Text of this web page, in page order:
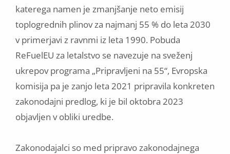
katerega namen je zmanjšanje neto emisij
toplogrednih plinov za najmanj 55 % do leta 2030
v primerjavi z ravnmi iz leta 1990. Pobuda
ReFuelEU za letalstvo se navezuje na sveženj
ukrepov programa „Pripravljeni na 55“, Evropska
komisija pa je zanjo leta 2021 pripravila konkreten
zakonodajni predlog, ki je bil oktobra 2023
objavljen v obliki uredbe.
Zakonodajalci so med pripravo zakonodajnega